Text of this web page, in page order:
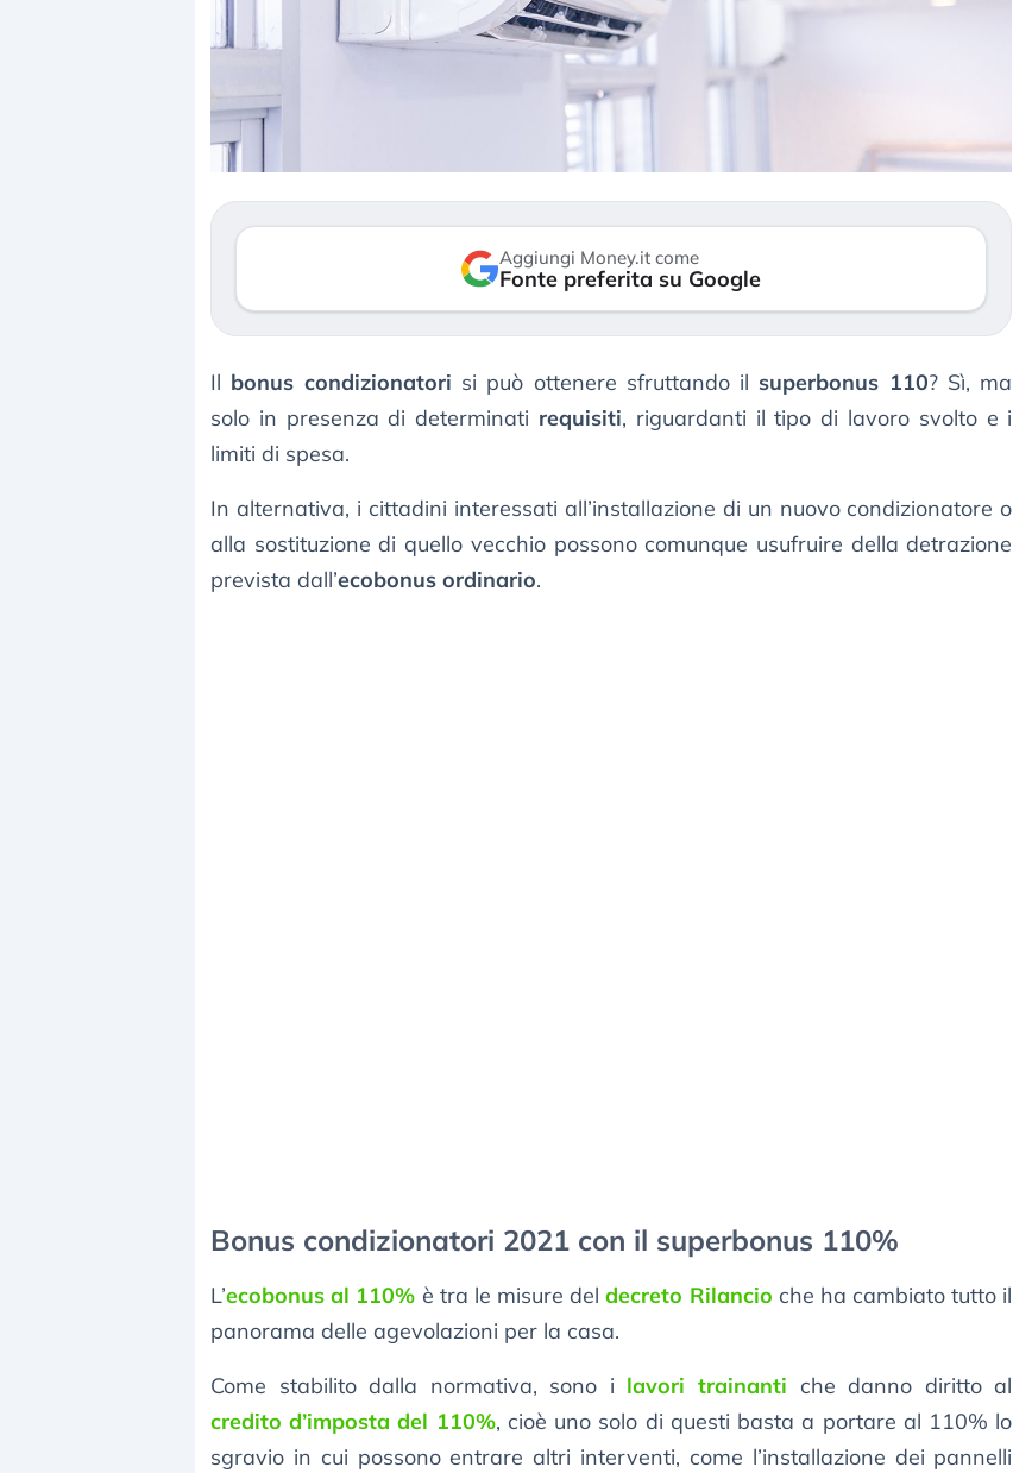
Aggiungi Money.it come
Fonte preferita su Google
Il bonus condizionatori si può ottenere sfruttando il superbonus 110? Sì, ma
solo in presenza di determinati requisiti, riguardanti il tipo di lavoro svolto e i
limiti di spesa.
In alternativa, i cittadini interessati all’installazione di un nuovo condizionatore o
alla sostituzione di quello vecchio possono comunque usufruire della detrazione
prevista dall’ecobonus ordinario.
Bonus condizionatori 2021 con il superbonus 110%
L’ecobonus al 110% è tra le misure deldecreto Rilancio che ha cambiato tutto il
panorama delle agevolazioni per la casa.
Come stabilito dalla normativa, sono i lavori trainanti che danno diritto al
credito d’imposta del 110%, cioè uno solo di questi basta a portare al 110% lo
sgravio in cui possono entrare altri interventi, come l’installazione dei pannelli
Dalle valutazioni estreme alla
correzione. Cosa sta guidando il
mostrando segni di stanchezza
verso le (…)
«La mia vita è rovinata». Investitori
Kospi, mentre gli investitori retail (…)
30 luglio 2026